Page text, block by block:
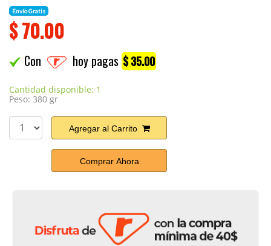
Envío Gratis
$70.00
Con hoy pagas $ 35.00
Cantidad disponible: 1
Peso: 380 gr
Agregar al Carrito
Comprar Ahora